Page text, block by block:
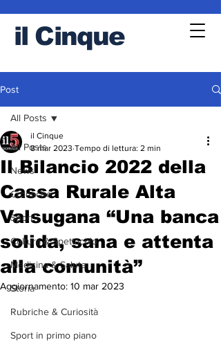
il Cinque
Post
All Posts
News
Cronache
Sport
Cultura & Spettacolo
Medicina & Salute
Storia
Rubriche & Curiosità
Sport in primo piano
All Posts
Il Bilancio 2022 della
Cassa Rurale Alta
Valsugana “Una banca
solida, sana e attenta
alla comunità”
il Cinque
8 mar 2023 Tempo di lettura: 2 min
Aggiornamento: 10 mar 2023